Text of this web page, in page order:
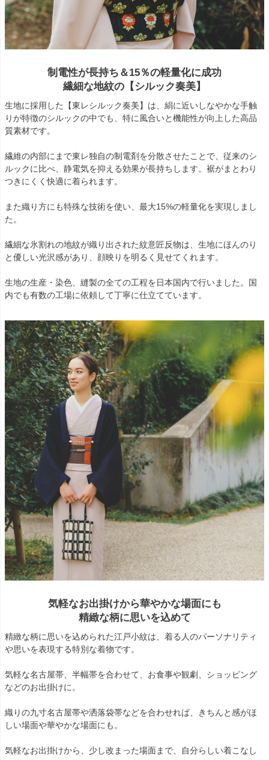
制電性が長持ち＆15％の軽量化に成功
繊細な地紋の【シルック奏美】
生地に採用した【東レシルック奏美】は、絹に近いしなやかな手触
りが特徴のシルックの中でも、特に風合いと機能性が向上した高品
質素材です。
繊維の内部にまで東レ独自の制電剤を分散させたことで、従来のシ
ルックに比べ、静電気を抑える効果が長持ちします。裾がまとわり
つきにくく快適に着られます。
また織り方にも特殊な技術を使い、最大15%の軽量化を実現しまし
た。
繊細な氷割れの地紋が織り出された紋意匠反物は、生地にほんのり
と優しい光沢感があり、顔映りを明るく見せてくれます。
生地の生産・染色、縫製の全ての工程を日本国内で行いました。国
内でも有数の工場に依頼して丁寧に仕立てています。
気軽なお出掛けから華やかな場面にも
精緻な柄に思いを込めて
精緻な柄に思いを込められた江戸小紋は、着る人のパーソナリティ
や思いを表現する特別な着物です。
気軽な名古屋帯、半幅帯を合わせて、お食事や観劇、ショッピング
などのお出掛けに。
織りの九寸名古屋帯や洒落袋帯などを合わせれば、きちんと感がほ
しい場面や華やかな場面にも。
気軽なお出掛けから、少し改まった場面まで、自分らしい着こなし